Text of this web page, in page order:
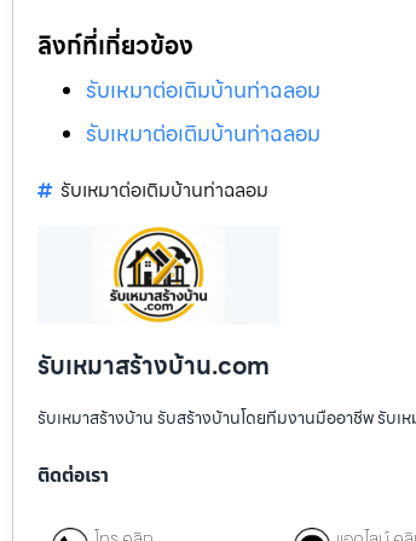
ลิงก์ที่เกี่ยวข้อง
รับเหมาต่อเติมบ้านท่าฉลอม
รับเหมาต่อเติมบ้านท่าฉลอม
รับเหมาต่อเติมบ้านท่าฉลอม
รับเหมาสร้างบ้าน.com
รับเหมาสร้างบ้าน รับสร้างบ้านโดยทีมงานมืออาชีพ รับ
ติดต่อเรา